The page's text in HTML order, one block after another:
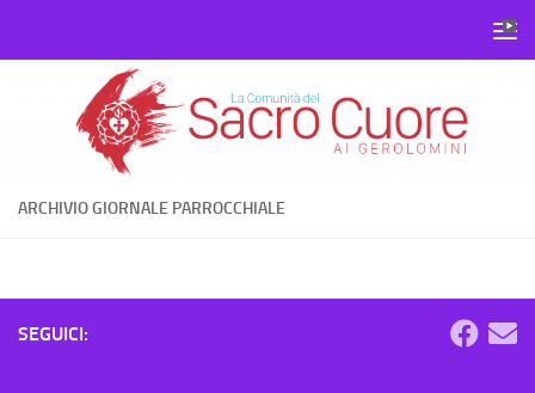
ARCHIVIO GIORNALE PARROCCHIALE
SEGUICI: